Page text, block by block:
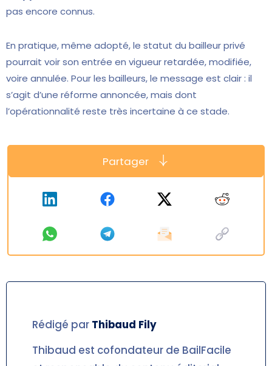
pas encore connus.
En pratique, même adopté, le statut du bailleur privé
pourrait voir son entrée en vigueur retardée, modifiée,
voire annulée. Pour les bailleurs, le message est clair : il
s’agit d’une réforme annoncée, mais dont
l’opérationnalité reste très incertaine à ce stade.
Partager
Rédigé par Thibaud Fily
Thibaud est cofondateur de BailFacile